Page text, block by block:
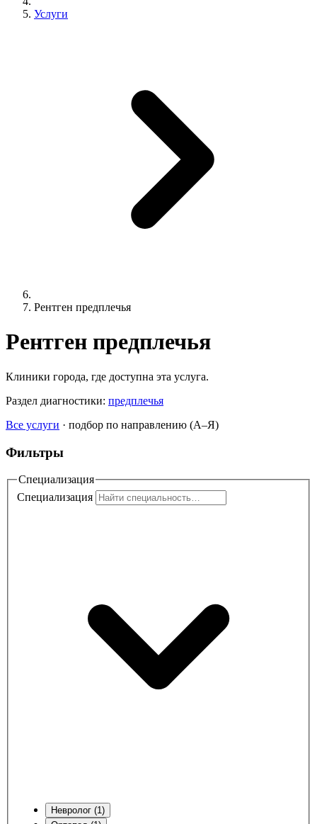
Услуги
Рентген предплечья
Рентген предплечья
Клиники города, где доступна эта услуга.
Раздел диагностики: предплечья
Все услуги · подбор по направлению (A–Я)
Фильтры
Специализация
Специализация
Невролог (1)